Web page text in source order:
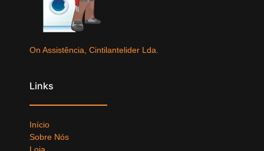
On Assistência, Cintilantelider Lda.
Links
Início
Sobre Nós